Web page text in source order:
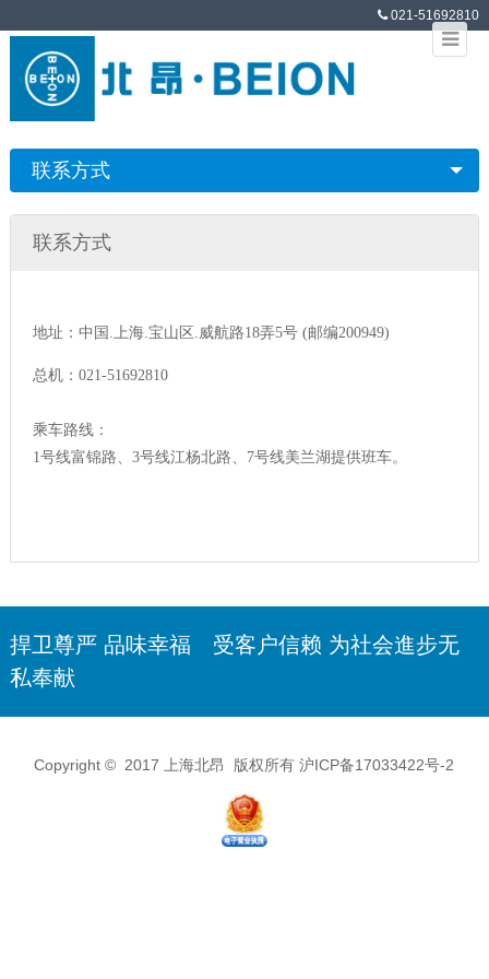
021-51692810
联系方式
联系方式
地址：中国.上海.宝山区.威航路18弄5号 (邮编200949)
总机：021-51692810
乘车路线：
1号线富锦路、3号线江杨北路、7号线美兰湖提供班车。
捍卫尊严 品味幸福 受客户信赖 为社会進步无
私奉献
Copyright © 2017 上海北昂 版权所有 沪ICP备17033422号-2